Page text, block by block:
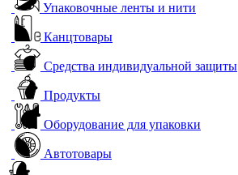
Упаковочные ленты и нити
Канцтовары
Средства индивидуальной защиты
Продукты
Оборудование для упаковки
Автотовары